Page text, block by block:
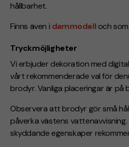
hållbarhet.
Finns även i dammodell och som
Tryckmöjligheter
Vi erbjuder dekoration med
vårt rekommenderade val för
brodyr. Vanliga placeringar är på
Observera att brodyr gör små
påverka västens
skyddande egenskaper